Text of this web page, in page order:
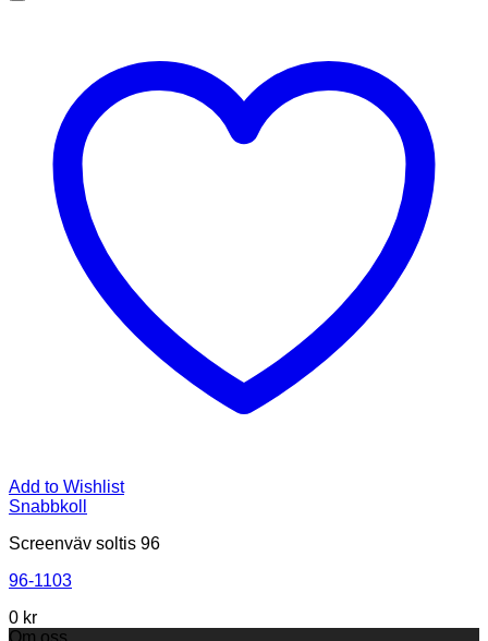
Add to Wishlist
Snabbkoll
Screenväv soltis 96
96-1103
0 kr
Om oss